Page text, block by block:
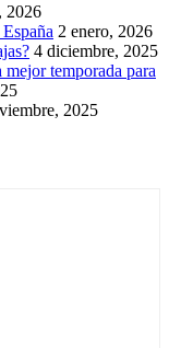
2026
2 enero, 2026
4 diciembre, 2025
temporada para
2025